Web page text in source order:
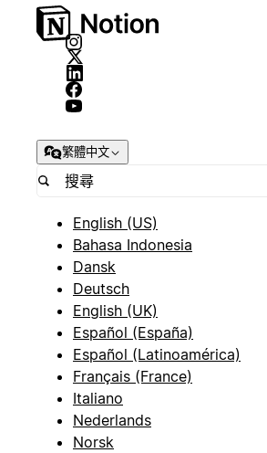
繁體中文
English (US)
Bahasa Indonesia
Dansk
Deutsch
English (UK)
Español (España)
Español (Latinoamérica)
Français (France)
Italiano
Nederlands
Norsk